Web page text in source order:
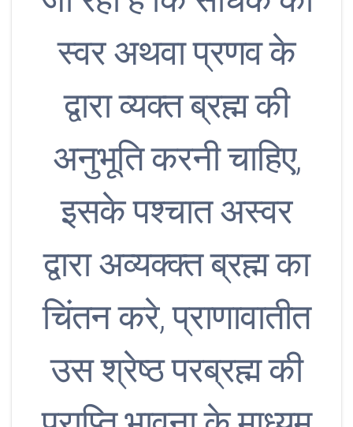
स्वर अथवा प्रणव के
द्वारा व्यक्त ब्रह्म की
अनुभूति करनी चाहिए,
इसके पश्चात अस्वर
द्वारा अव्यक्क्त ब्रह्म का
चिंतन करे, प्राणावातीत
उस श्रेष्ठ परब्रह्म की